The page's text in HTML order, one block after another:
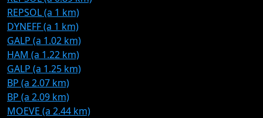
REPSOL (a 1 km)
DYNEFF (a 1 km)
GALP (a 1.02 km)
HAM (a 1.22 km)
GALP (a 1.25 km)
BP (a 2.07 km)
BP (a 2.09 km)
MOEVE (a 2.44 km)